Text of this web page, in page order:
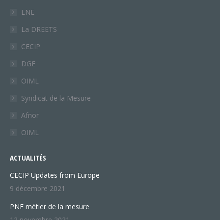
LNE
La DREETS
CECIP
DGE
OIML
Syndicat de la Mesure
Afnor
OIML
ACTUALITÉS
CECIP Updates from Europe
9 décembre 2021
PNF métier de la mesure